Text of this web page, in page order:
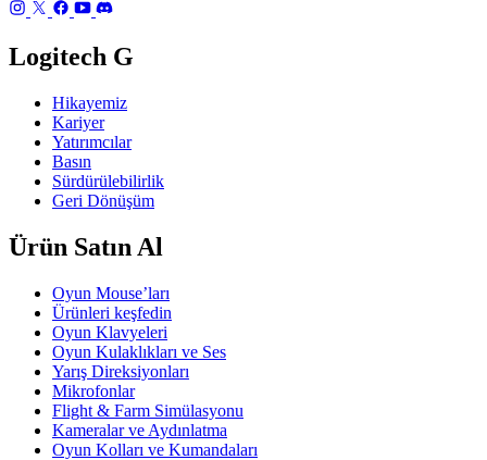
Logitech G
Hikayemiz
Kariyer
Yatırımcılar
Basın
Sürdürülebilirlik
Geri Dönüşüm
Ürün Satın Al
Oyun Mouse’ları
Ürünleri keşfedin
Oyun Klavyeleri
Oyun Kulaklıkları ve Ses
Yarış Direksiyonları
Mikrofonlar
Flight & Farm Simülasyonu
Kameralar ve Aydınlatma
Oyun Kolları ve Kumandaları